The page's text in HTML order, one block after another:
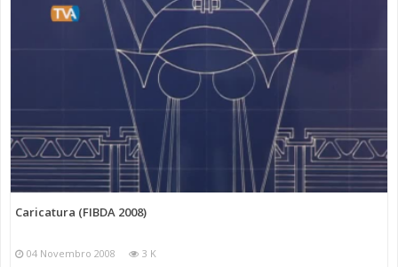
Caricatura (FIBDA 2008)
04 Novembro 2008 3 K